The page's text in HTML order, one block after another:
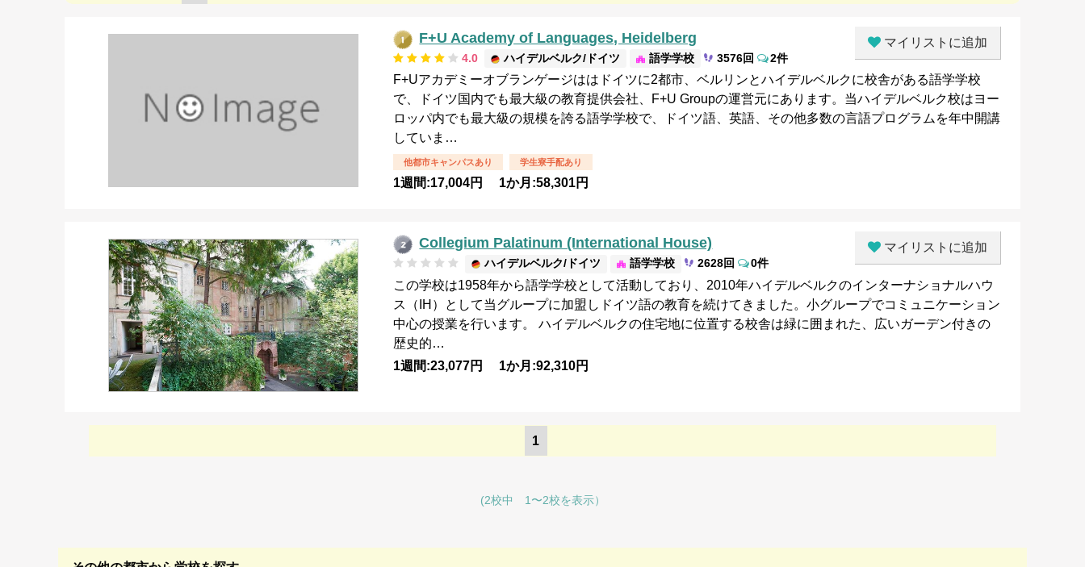
マイリストに追加
F+U Academy of Languages, Heidelberg
4.0 ハイデルベルク/ドイツ 語学学校 3576回 2件
F+Uアカデミーオブランゲージははドイツに2都市、ベルリンとハイデルベルクに校舎がある語学学校
で、ドイツ国内でも最大級の教育提供会社、F+U Groupの運営元にあります。当ハイデルベルク校はヨー
ロッパ内でも最大級の規模を誇る語学学校で、ドイツ語、英語、その他多数の言語プログラムを年中開講
していま…
他都市キャンパスあり 学生寮手配あり
1週間:17,004円 1か月:58,301円
マイリストに追加
Collegium Palatinum (International House)
ハイデルベルク/ドイツ 語学学校 2628回 0件
この学校は1958年から語学学校として活動しており、2010年ハイデルベルクのインターナショナルハウ
ス（IH）として当グループに加盟しドイツ語の教育を続けてきました。小グループでコミュニケーション
中心の授業を行います。 ハイデルベルクの住宅地に位置する校舎は緑に囲まれた、広いガーデン付きの
歴史的…
1週間:23,077円 1か月:92,310円
1
(2校中 1〜2校を表示）